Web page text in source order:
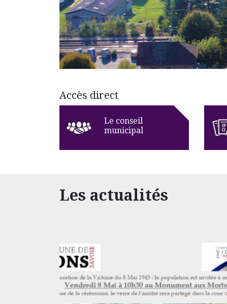
Accès direct
Le conseil
municipal
Les actualités